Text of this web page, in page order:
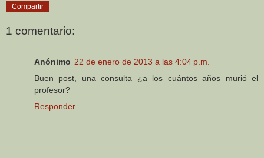
Compartir
1 comentario:
Anónimo 22 de enero de 2013 a las 4:04 p.m.
Buen post, una consulta ¿a los cuántos años murió el
profesor?
Responder